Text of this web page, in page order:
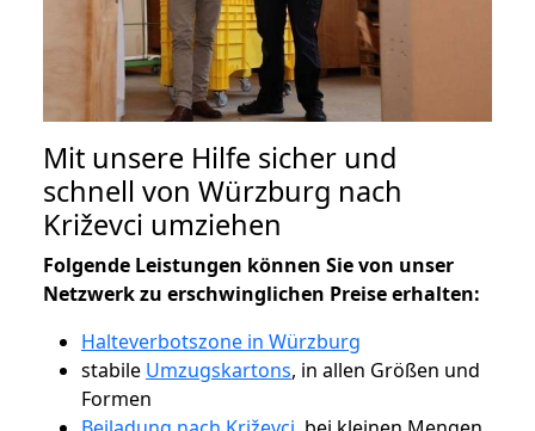
Mit unsere Hilfe sicher und
schnell von Würzburg nach
Križevci umziehen
Folgende Leistungen können Sie von unser
Netzwerk zu erschwinglichen Preise erhalten:
Halteverbotszone in Würzburg
stabile Umzugskartons, in allen Größen und
Formen